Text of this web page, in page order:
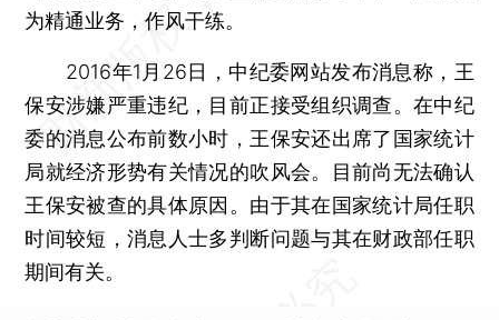
为精通业务，作风干练。
2016年1月26日，中纪委网站发布消息称，王
保安涉嫌严重违纪，目前正接受组织调查。在中纪
委的消息公布前数小时，王保安还出席了国家统计
局就经济形势有关情况的吹风会。目前尚无法确认
王保安被查的具体原因。由于其在国家统计局任职
时间较短，消息人士多判断问题与其在财政部任职
期间有关。